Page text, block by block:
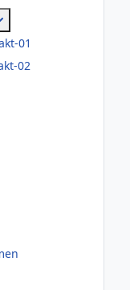
01
02